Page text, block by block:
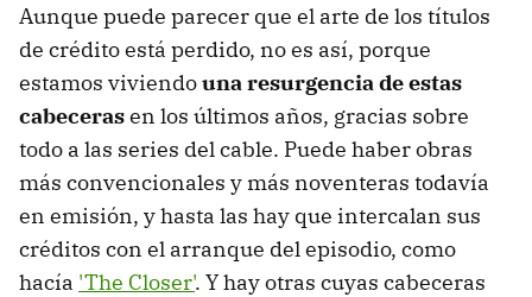
Aunque puede parecer que el arte de los títulos
de crédito está perdido, no es así, porque
estamos viviendouna resurgencia de estas
cabecerasen los últimos años, gracias sobre
todo a las series del cable. Puede haber obras
más convencionales y más noventeras todavía
en emisión, y hasta las hay que intercalan sus
créditos con el arranque del episodio, como
hacía 'The Closer'. Y hay otras cuyas cabeceras